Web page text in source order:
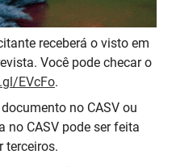
receberá o visto em
Você pode checar o
EVcFo.
no CASV ou
no CASV pode ser feita
terceiros.